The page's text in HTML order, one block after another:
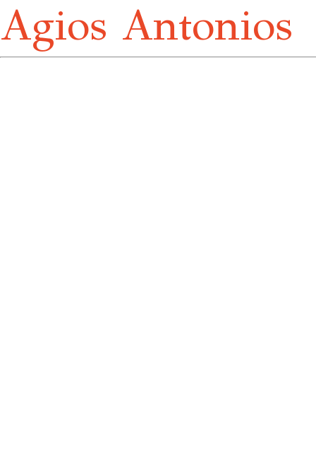
Agios Antonios